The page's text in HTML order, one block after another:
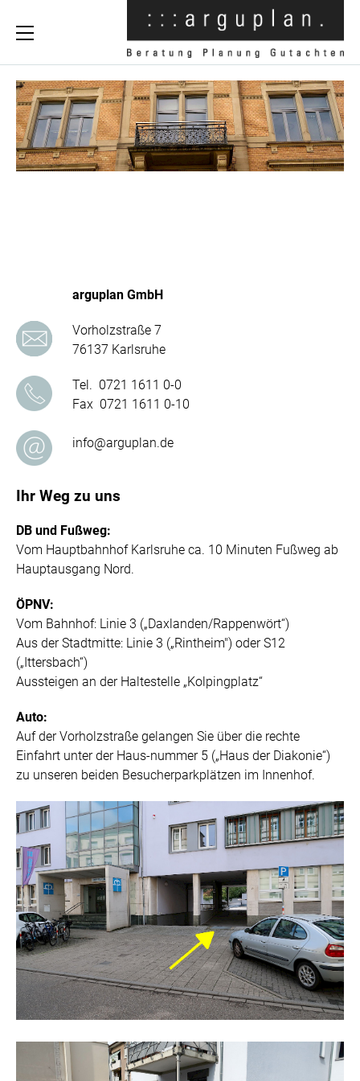
arguplan GmbH
Vorholzstraße 7
76137 Karlsruhe
Tel. 0721 1611 0-0
Fax 0721 1611 0-10
info@arguplan.de
Ihr Weg zu uns
DB und Fußweg:
Vom Hauptbahnhof Karlsruhe ca. 10 Minuten Fußweg ab
Hauptausgang Nord.
ÖPNV:
Vom Bahnhof: Linie 3 („Daxlanden/Rappenwört“)
Aus der Stadtmitte: Linie 3 („Rintheim") oder S12
(„Ittersbach“)
Aussteigen an der Haltestelle „Kolpingplatz“
Auto:
Auf der Vorholzstraße gelangen Sie über die rechte
Einfahrt unter der Haus-nummer 5 („Haus der Diakonie“)
zu unseren beiden Besucherparkplätzen im Innenhof.